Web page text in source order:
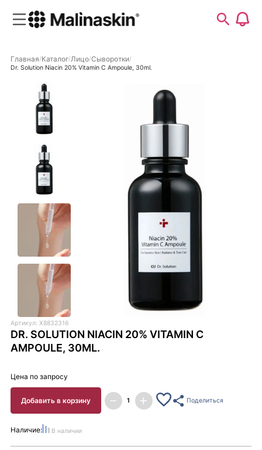
Главная Каталог Лицо Сыворотки
Dr. Solution Niacin 20% Vitamin C Ampoule, 30ml.
Артикул: X8832316
DR. SOLUTION NIACIN 20% VITAMIN C
AMPOULE, 30ML.
Цена по запросу
Добавить в корзину Поделиться
Наличие: В наличии